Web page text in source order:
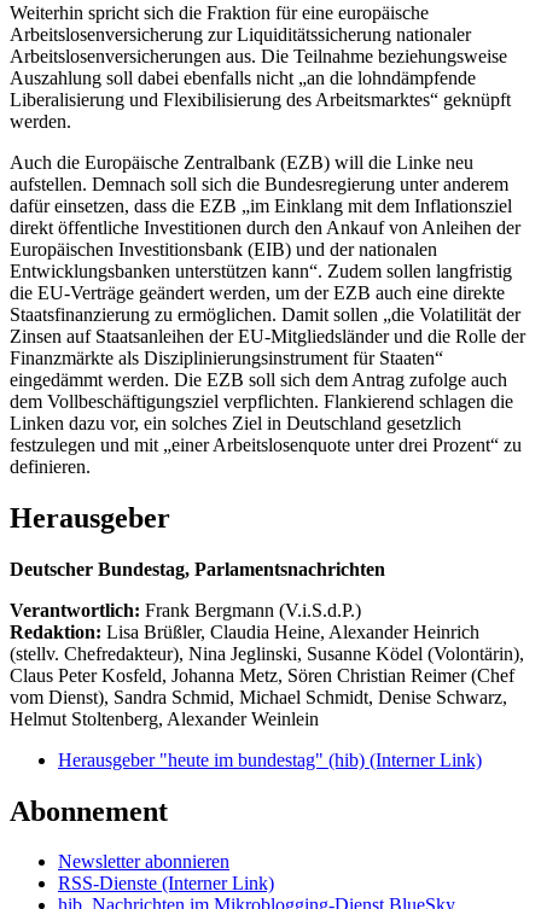
Weiterhin spricht sich die Fraktion für eine europäische
Arbeitslosenversicherung zur Liquiditätssicherung nationaler
Arbeitslosenversicherungen aus. Die Teilnahme beziehungsweise
Auszahlung soll dabei ebenfalls nicht „an die lohndämpfende
Liberalisierung und Flexibilisierung des Arbeitsmarktes“ geknüpft
werden.
Auch die Europäische Zentralbank (EZB) will die Linke neu
aufstellen. Demnach soll sich die Bundesregierung unter anderem
dafür einsetzen, dass die EZB „im Einklang mit dem Inflationsziel
direkt öffentliche Investitionen durch den Ankauf von Anleihen der
Europäischen Investitionsbank (EIB) und der nationalen
Entwicklungsbanken unterstützen kann“. Zudem sollen langfristig
die EU-Verträge geändert werden, um der EZB auch eine direkte
Staatsfinanzierung zu ermöglichen. Damit sollen „die Volatilität der
Zinsen auf Staatsanleihen der EU-Mitgliedsländer und die Rolle der
Finanzmärkte als Disziplinierungsinstrument für Staaten“
eingedämmt werden. Die EZB soll sich dem Antrag zufolge auch
dem Vollbeschäftigungsziel verpflichten. Flankierend schlagen die
Linken dazu vor, ein solches Ziel in Deutschland gesetzlich
festzulegen und mit „einer Arbeitslosenquote unter drei Prozent“ zu
definieren.
Herausgeber
Deutscher Bundestag, Parlamentsnachrichten
Verantwortlich: Frank Bergmann (V.i.S.d.P.)
Redaktion: Lisa Brüßler, Claudia Heine, Alexander Heinrich
(stellv. Chefredakteur), Nina Jeglinski, Susanne Ködel (Volontärin),
Claus Peter Kosfeld, Johanna Metz, Sören Christian Reimer (Chef
vom Dienst), Sandra Schmid, Michael Schmidt, Denise Schwarz,
Helmut Stoltenberg, Alexander Weinlein
Herausgeber "heute im bundestag" (hib) (Interner Link)
Abonnement
Newsletter abonnieren
RSS-Dienste (Interner Link)